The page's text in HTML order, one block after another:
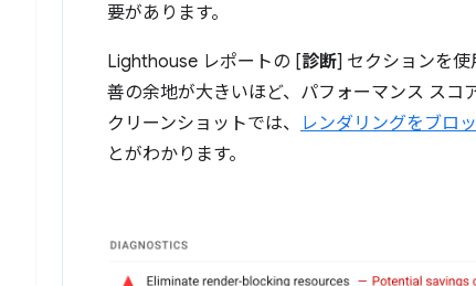
要があります。
Lighthouse レポートの [診断] セクションを
善の余地が大きいほど、パフォーマンス ス
クリーンショットでは、
レンダリングをブロ
とがわかります。